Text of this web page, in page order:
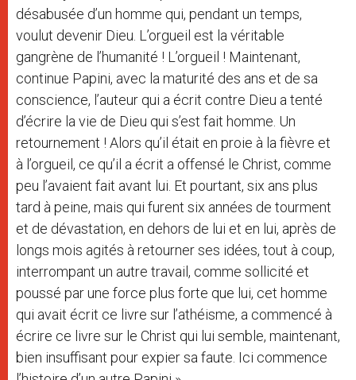
désabusée d’un homme qui, pendant un temps,
voulut devenir Dieu. L’orgueil est la véritable
gangrène de l’humanité ! L’orgueil ! Maintenant,
continue Papini, avec la maturité des ans et de sa
conscience, l’auteur qui a écrit contre Dieu a tenté
d’écrire la vie de Dieu qui s’est fait homme. Un
retournement ! Alors qu’il était en proie à la fièvre et
à l’orgueil, ce qu’il a écrit a offensé le Christ, comme
peu l’avaient fait avant lui. Et pourtant, six ans plus
tard à peine, mais qui furent six années de tourment
et de dévastation, en dehors de lui et en lui, après de
longs mois agités à retourner ses idées, tout à coup,
interrompant un autre travail, comme sollicité et
poussé par une force plus forte que lui, cet homme
qui avait écrit ce livre sur l’athéisme, a commencé à
écrire ce livre sur le Christ qui lui semble, maintenant,
bien insuffisant pour expier sa faute. Ici commence